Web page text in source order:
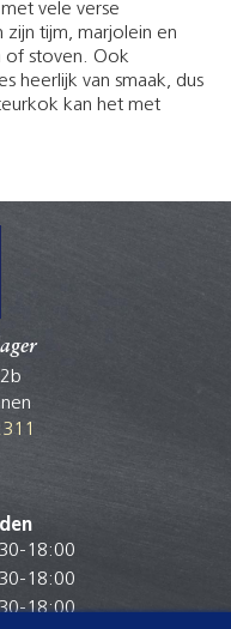
vele verse
tijm, marjolein en
of stoven. Ook
heerlijk van smaak, dus
kan het met
-18:00
-18:00
-18:00